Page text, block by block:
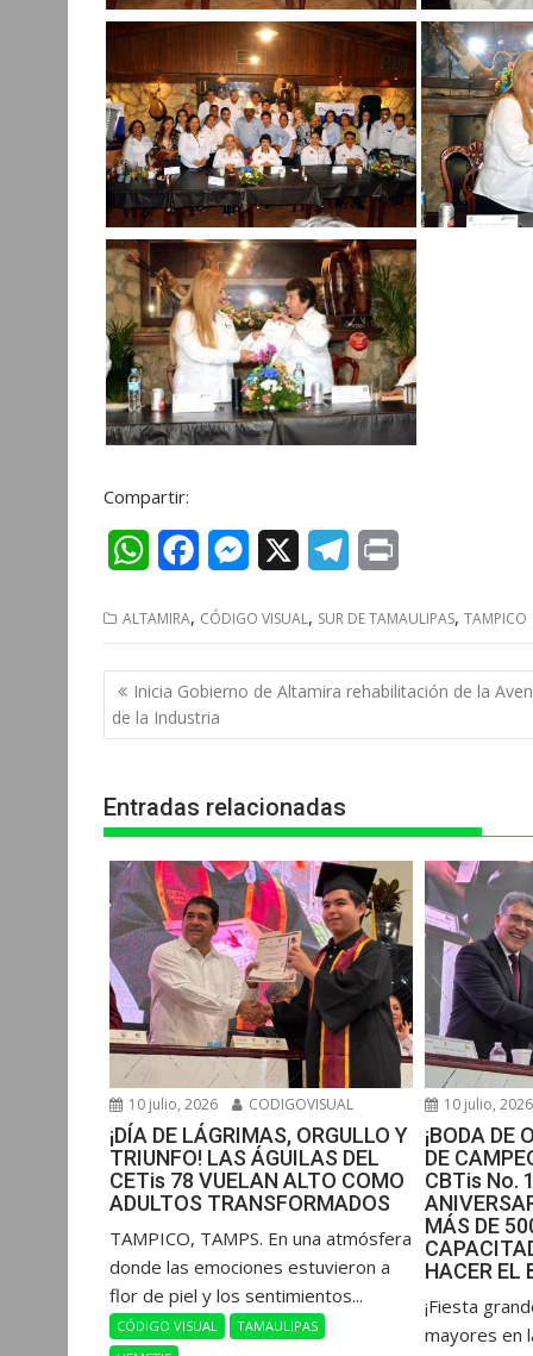
Compartir:
W
a
t
s
p
c
e
b
k
s
s
e
r
l
e
m
i
n
ALTAMIRA, CÓDIGO VISUAL, SUR DE TAMAULIPAS, TAMPICO
Navegación
de
entradas
Inicia Gobierno de Altamira rehabilitación de la
de la Industria
Entradas relacionadas
10 julio, 2026 CODIGOVISUAL
¡DÍA DE LÁGRIMAS, ORGULLO Y
TRIUNFO! LAS ÁGUILAS DEL
CETis 78 VUELAN ALTO COMO
ADULTOS TRANSFORMADOS
​TAMPICO, TAMPS. En una atmósfera
donde las emociones estuvieron a
flor de piel y los sentimientos...
CÓDIGO VISUAL
TAMAULIPAS
10 julio, 2026
¡BODA DE
DE
CBTis No.
MÁS DE
HACER EL
​¡Fiesta
mayores en